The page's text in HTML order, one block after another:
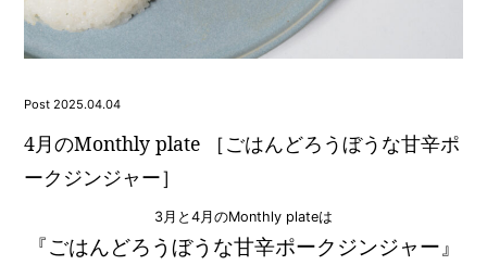
Post 2025.04.04
4月のMonthly plate ［ごはんどろうぼうな甘辛ポ
ークジンジャー］
3月と4月のMonthly plateは
『ごはんどろうぼうな甘辛ポークジンジャー』